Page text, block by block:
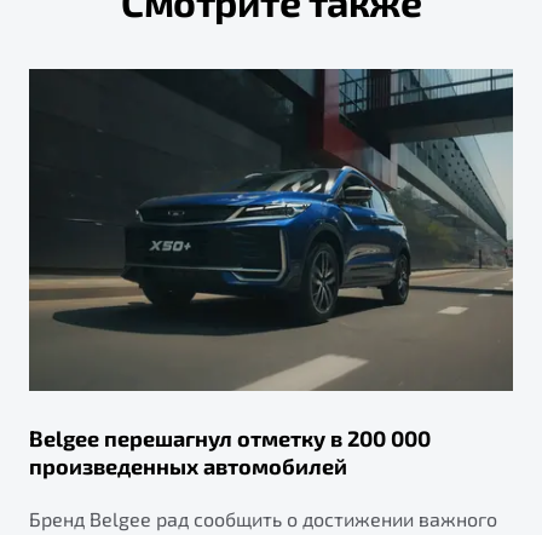
Belgee перешагнул отметку в 200 000
произведенных автомобилей
Бренд Belgee рад сообщить о достижении важного